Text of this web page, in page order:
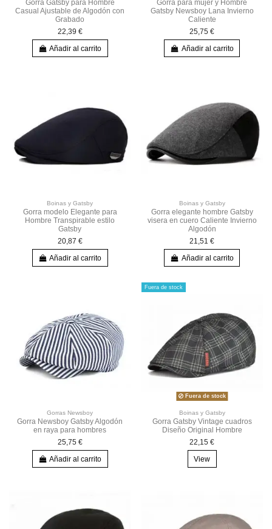
Gorra Gatsby para Hombre
Casual Ajustable de Algodón con
Grabado
22,39 €
Añadir al carrito
Gorra para mujer y Hombre
Gatsby Newsboy Lana Invierno
Caliente
25,75 €
Añadir al carrito
Boinas y Gatsby
Gorra modelo Elegante para
Hombre Transpirable estilo
Gatsby
20,87 €
Añadir al carrito
Boinas y Gatsby
Gorra elegante hombre Gatsby
visera en cuero Caliente Invierno
Algodón
21,51 €
Añadir al carrito
Gorras Newsboy
Gorra Newsboy Gatsby Algodón
en raya para hombres
25,75 €
Añadir al carrito
Fuera de stock
Fuera de stock
Boinas y Gatsby
Gorra Gatsby Vintage cuadros
Diseño Original Hombre
22,15 €
View